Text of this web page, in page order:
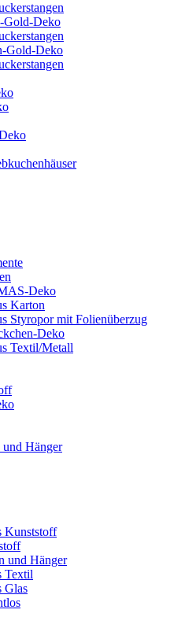
Gold-Deko
Gold-Deko
Deko
Karton
Styropor mit Folienüberzug
Deko
Textil/Metall
und Hänger
Kunststoff
und Hänger
Textil
Glas